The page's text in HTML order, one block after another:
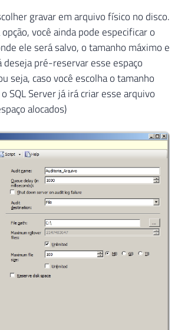
gravar em arquivo físico no disco.
você ainda pode especificar o
ele será salvo, o tamanho máximo e
deseja pré-reservar esse espaço
seja, caso você escolha o tamanho
SQL Server já irá criar esse arquivo
alocados)